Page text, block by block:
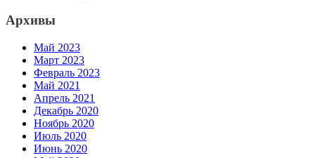
Архивы
Май 2023
Март 2023
Февраль 2023
Май 2021
Апрель 2021
Декабрь 2020
Ноябрь 2020
Июль 2020
Июнь 2020